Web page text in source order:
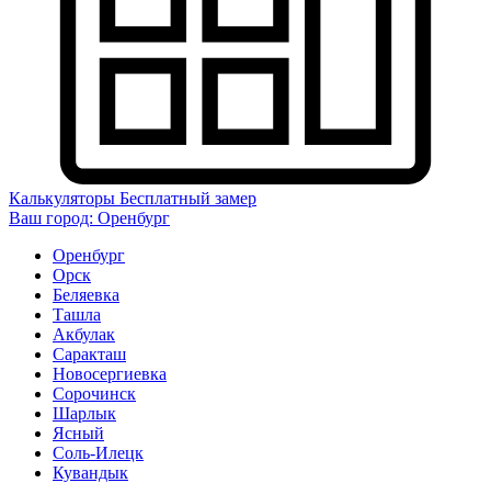
Калькуляторы Бесплатный замер
Ваш город: Оренбург
Оренбург
Орск
Беляевка
Ташла
Акбулак
Саракташ
Новосергиевка
Сорочинск
Шарлык
Ясный
Соль-Илецк
Кувандык